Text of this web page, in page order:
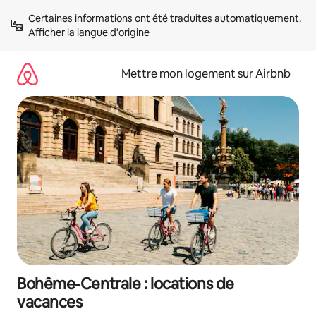
directement
Afficher la langue d'origine
Mettre mon logement sur Airbnb
Bohême-Centrale : locations de
vacances